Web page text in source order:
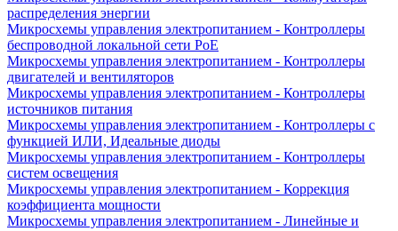
распределения энергии
Микросхемы управления электропитанием - Контроллеры
беспроводной локальной сети PoE
Микросхемы управления электропитанием - Контроллеры
двигателей и вентиляторов
Микросхемы управления электропитанием - Контроллеры
источников питания
Микросхемы управления электропитанием - Контроллеры с
функцией ИЛИ, Идеальные диоды
Микросхемы управления электропитанием - Контроллеры
систем освещения
Микросхемы управления электропитанием - Коррекция
коэффициента мощности
Микросхемы управления электропитанием - Линейные и